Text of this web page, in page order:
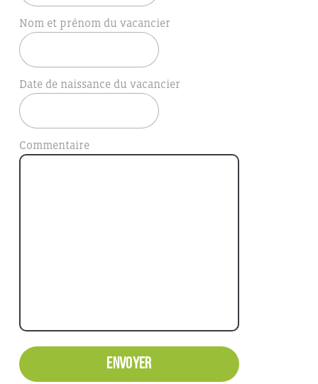
Nom et prénom du vacancier
Date de naissance du vacancier
Commentaire